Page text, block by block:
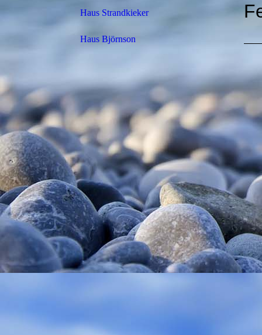
Haus Strandkieker
Haus Björnson